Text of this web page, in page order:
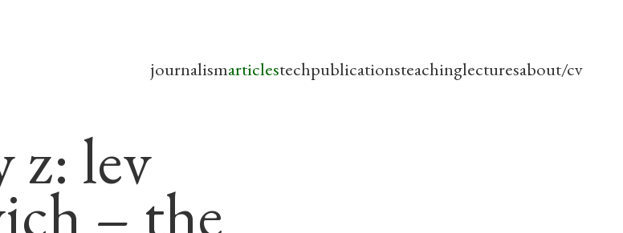
journalismarticlestechpublicationsteachinglecturesabout/cv
z: lev
– the